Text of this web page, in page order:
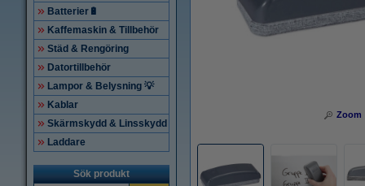
Batterier🔋
Kaffemaskin & Tillbehör
Städ & Rengöring
Datortillbehör
Lampor & Belysning 💡
Kablar
Skärmskydd & Linsskydd
Laddare
Sök produkt
Zoom